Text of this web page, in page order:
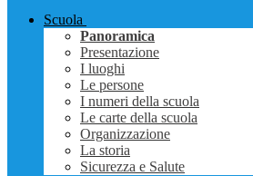
Scuola
Panoramica
Presentazione
I luoghi
Le persone
I numeri della scuola
Le carte della scuola
Organizzazione
La storia
Sicurezza e Salute